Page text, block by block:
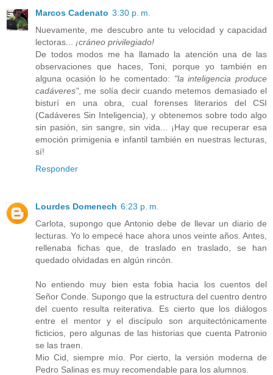
Marcos Cadenato 3:30 p. m.
Nuevamente, me descubro ante tu velocidad y capacidad
lectoras... ¡cráneo privilegiado!
De todos modos me ha llamado la atención una de las
observaciones que haces, Toni, porque yo también en
alguna ocasión lo he comentado: "la inteligencia produce
cadáveres", me solía decir cuando metemos demasiado el
bisturí en una obra, cual forenses literarios del CSI
(Cadáveres Sin Inteligencia), y obtenemos sobre todo algo
sin pasión, sin sangre, sin vida... ¡Hay que recuperar esa
emoción primigenia e infantil también en nuestras lecturas,
sí!
Responder
Lourdes Domenech 6:23 p. m.
Carlota, supongo que Antonio debe de llevar un diario de
lecturas. Yo lo empecé hace ahora unos veinte años. Antes,
rellenaba fichas que, de traslado en traslado, se han
quedado olvidadas en algún rincón.
No entiendo muy bien esta fobia hacia los cuentos del
Señor Conde. Supongo que la estructura del cuentro dentro
del cuento resulta reiterativa. Es cierto que los diálogos
entre el mentor y el discípulo son arquitectónicamente
ficticios, pero algunas de las historias que cuenta Patronio
se las traen.
Mio Cid, siempre mío. Por cierto, la versión moderna de
Pedro Salinas es muy recomendable para los alumnos.